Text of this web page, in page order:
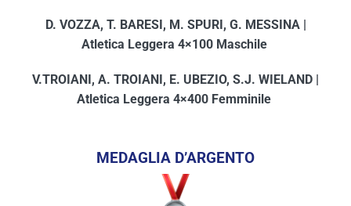
D. VOZZA, T. BARESI, M. SPURI, G. MESSINA |
Atletica Leggera 4×100 Maschile
V.TROIANI, A. TROIANI, E. UBEZIO, S.J. WIELAND |
Atletica Leggera 4×400 Femminile
MEDAGLIA D’ARGENTO